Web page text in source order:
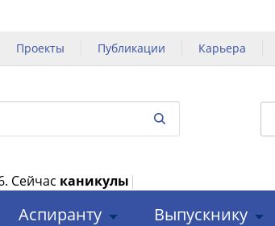
Проекты Публикации Карьера
Сейчас каникулы |
Аспиранту Выпускнику